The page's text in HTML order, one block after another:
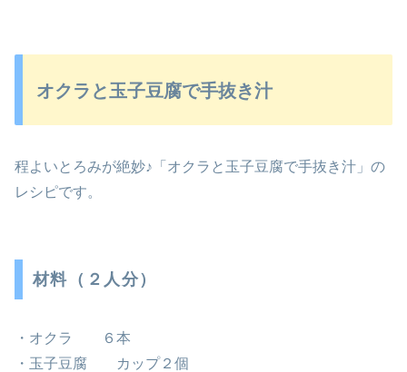
オクラと玉子豆腐で手抜き汁
程よいとろみが絶妙♪「オクラと玉子豆腐で手抜き汁」の
レシピです。
材料（２人分）
・オクラ ６本
・玉子豆腐 カップ２個